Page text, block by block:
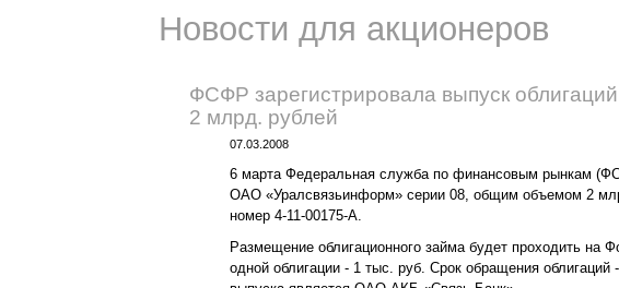
Новости для акционеров
ФСФР зарегистрировала выпуск
2 млрд. рублей
07.03.2008
6 марта Федеральная служба по финансовым рынкам
ОАО «Уралсвязьинформ» серии 08, общим объемом 2
номер 4-11-00175-А.
Размещение облигационного займа будет проходить
одной облигации - 1 тыс. руб. Срок обращения